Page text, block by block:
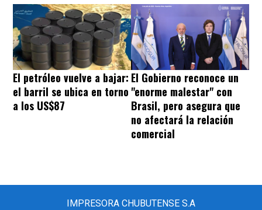
El petróleo vuelve a bajar:
el barril se ubica en torno
a los US$87
El Gobierno reconoce un
"enorme malestar" con
Brasil, pero asegura que
no afectará la relación
comercial
IMPRESORA CHUBUTENSE S.A